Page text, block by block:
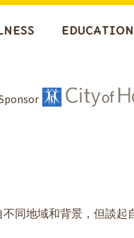
EDUCATION
同地域和背景，但談起